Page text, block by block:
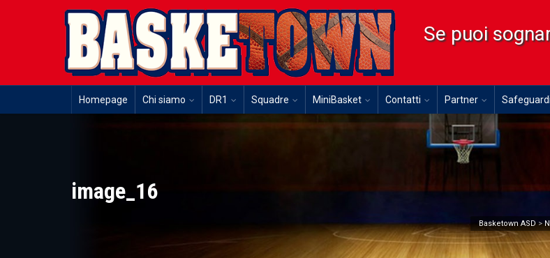
Se puoi
Homepage Chi siamo DR1 Squadre MiniBasket Contatti Partner
image_16
Basketown ASD >